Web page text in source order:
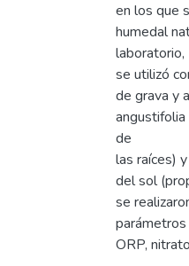
en los que
humedal
laboratorio,
se utilizó
de grava y
de
las raíces)
del sol
se
parámetros
ORP,